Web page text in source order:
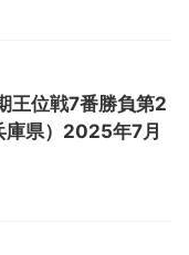
王位戦7番勝負第2
庫県）2025年7月